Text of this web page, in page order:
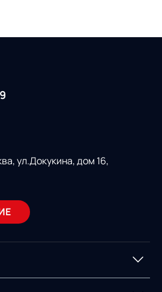
ул.Докукина, дом 16,